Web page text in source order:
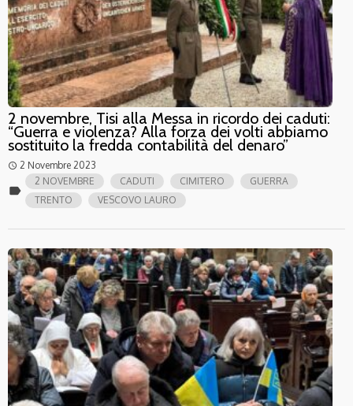
2 novembre, Tisi alla Messa in ricordo dei caduti:
“Guerra e violenza? Alla forza dei volti abbiamo
sostituito la fredda contabilità del denaro”
access_time 2 Novembre 2023
label
2 NOVEMBRE CADUTI CIMITERO
GUERRA
TRENTO
VESCOVO LAURO